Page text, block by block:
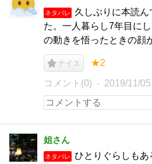
ネタバレ
久しぶりに本読
た。一人暮らし7年目に
の動きを悟ったときの顔
ナイス ★2
コメント(0) 2019/11/05
姐さん
ネタバレ
ひとりぐらしもあ